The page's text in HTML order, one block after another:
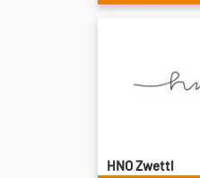
HNO Zwettl